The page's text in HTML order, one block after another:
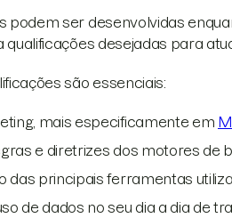
podem ser desenvolvidas
desejadas para
são essenciais:
mais especificamente em
e diretrizes dos motores de
das principais ferramentas
de dados no seu dia a dia de